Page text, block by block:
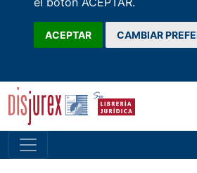
ACEPTAR CAMBIAR